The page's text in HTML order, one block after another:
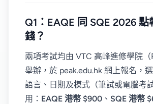
Q1：EAQE 同 SQE 2026 點
錢？
兩項考試均由 VTC 高峰進修學院（
舉辦，於 peak.edu.hk 網上報名，
語言、日期及模式（筆試或電腦考
用： EAQE 港幣 $900 、 SQE 港幣